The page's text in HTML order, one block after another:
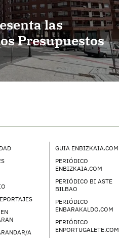
las
Presupuestos
A
GUIA ENBIZKAIA.COM
PERIÓDICO
ENBIZKAIA.COM
PERIÓDICO BI ASTE
BILBAO
PERIÓDICO
ENBARAKALDO.COM
PERIÓDICO
ENPORTUGALETE.COM